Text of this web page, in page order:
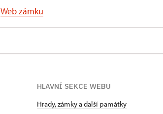
Web zámku
HLAVNÍ SEKCE WEBU
Hrady, zámky a další památky